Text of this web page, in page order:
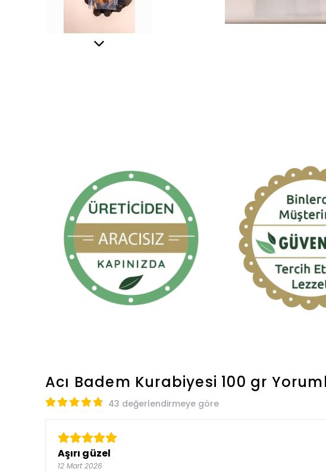
Acı Badem Kurabiyesi 100 gr
43 değerlendirmeye göre
Aşırı güzel
12 Mart 2026